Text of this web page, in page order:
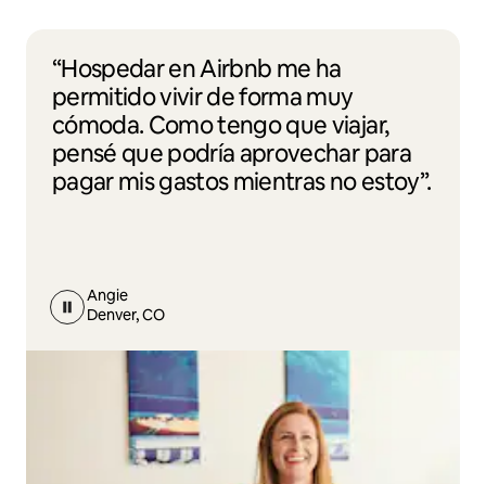
“Hospedar en Airbnb me ha
permitido vivir de forma muy
cómoda. Como tengo que viajar,
pensé que podría aprovechar para
pagar mis gastos mientras no estoy”.
Angie
Denver, CO